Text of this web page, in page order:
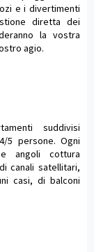
e i divertimenti
diretta dei
la vostra
agio.
suddivisi
5 persone. Ogni
angoli cottura
canali satellitari,
casi, di balconi